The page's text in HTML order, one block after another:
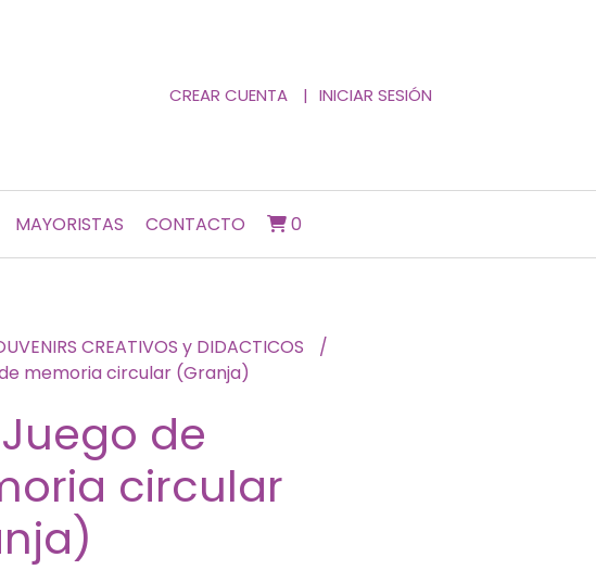
CREAR CUENTA INICIAR SESIÓN
MAYORISTAS CONTACTO 0
CREATIVOS y DIDACTICOS
memoria circular (Granja)
de
circular